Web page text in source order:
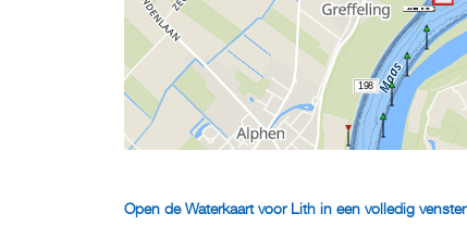
198
Open de Waterkaart voor Lith in een volledig venster